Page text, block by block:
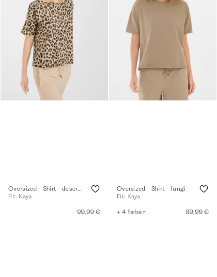
Oversized - Shirt - desert sand
Fit: Kaya
99,99 €
Oversized - Shirt - fungi
Fit: Kaya
+ 4 Farben 89,99 €